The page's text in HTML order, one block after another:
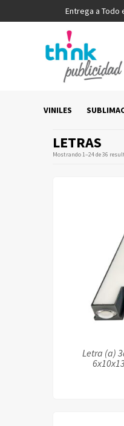
Entrega a Todo
VINILES
LETRAS
Mostrando 1–24 de 36
Letra (a)